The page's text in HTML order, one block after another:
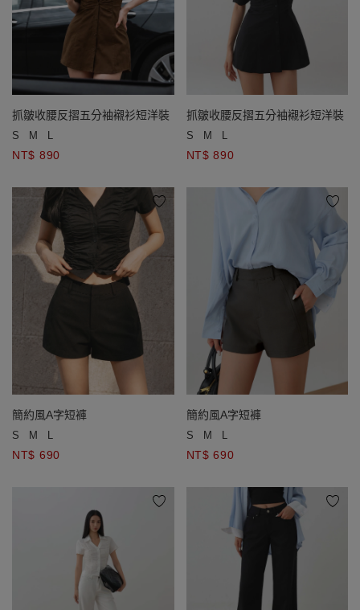
抓皺收腰反摺五分袖襯衫短洋裝
S M L
NT$ 890
抓皺收腰反摺五分袖襯衫短洋裝
S M L
NT$ 890
簡約風A字短褲
S M L
NT$ 690
簡約風A字短褲
S M L
NT$ 690